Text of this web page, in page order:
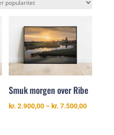
popularitet
Smuk morgen over Ribe
kr. 2.900,00 – kr. 7.500,00